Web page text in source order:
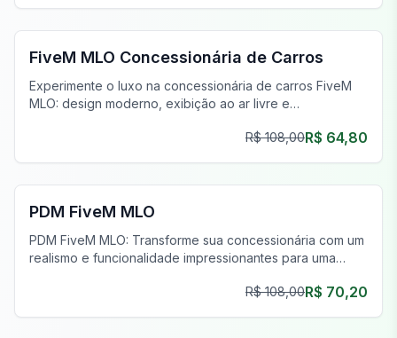
FiveM Concessionária MLO
FiveM MLO Concessionária de Carros
Experimente o luxo na concessionária de carros FiveM
MLO: design moderno, exibição ao ar livre e
R$ 108,00R$ 64,80
FiveM PDM MLO
PDM FiveM MLO
PDM FiveM MLO: Transforme sua concessionária com um
realismo e funcionalidade impressionantes para uma
R$ 108,00R$ 70,20